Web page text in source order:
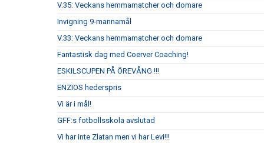
V.35: Veckans hemmamatcher och domare
Invigning 9-mannamål
V.33: Veckans hemmamatcher och domare
Fantastisk dag med Coerver Coaching!
ESKILSCUPEN PÅ ÖREVÅNG !!!
ENZIOS hederspris
Vi är i mål!
GFF:s fotbollsskola avslutad
Vi har inte Zlatan men vi har Levi!!!